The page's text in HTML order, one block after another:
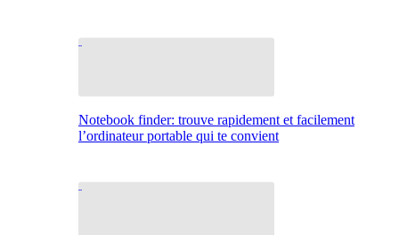
Notebook finder: trouve rapidement et facilement
l’ordinateur portable qui te convient